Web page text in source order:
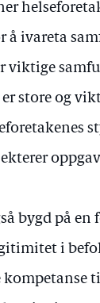
ivareta
viktige
er store og
bygd på
i